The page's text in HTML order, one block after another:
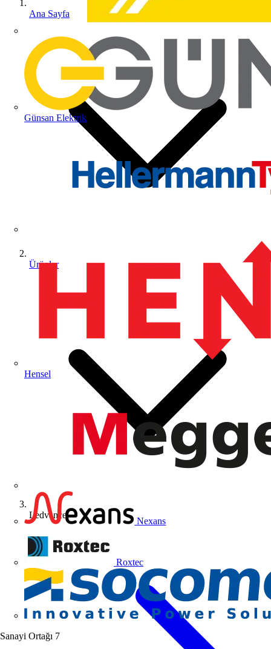
Günsan Elektrik
Hensel
Nexans
Roxtec
Sanayi Ortağı 7
Ana Sayfa
Ürünler
Ledvance